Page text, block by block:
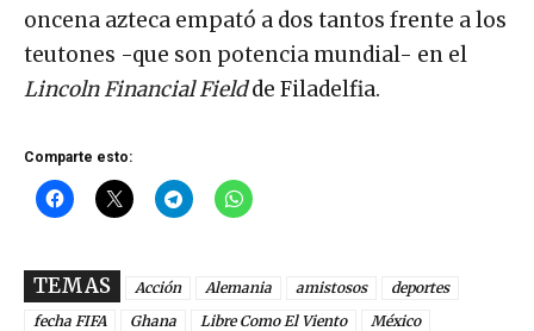
oncena azteca empató a dos tantos frente a los
teutones -que son potencia mundial- en el
Lincoln Financial Fieldde Filadelfia.
Comparte esto:
TEMAS Acción Alemania amistosos
deportes
fecha FIFA
Ghana Libre Como El Viento
México